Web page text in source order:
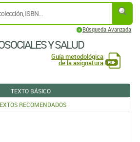
Búsqueda Avanzada
Y SALUD
Guía metodológica
de la asignatura
TEXTO BÁSICO
RECOMENDADOS